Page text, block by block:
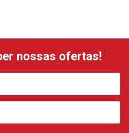
nossas ofertas!